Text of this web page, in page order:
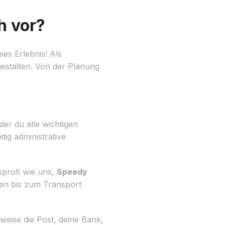
vor?
Erlebnis! Als
Von der Planung
du alle wichtigen
administrative
wie uns, Speedy
bis zum Transport
die Post, deine Bank,